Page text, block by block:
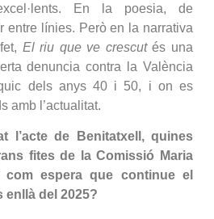
En la poesia, de
entre línies. Però en la narrativa
El riu que ve crescutés una
denuncia contra la València
dels anys 40 i 50, i on es
amb l’actualitat.
l’acte de Benitatxell, quines
fites de la Comissió Maria
com espera que continue el
enllà del 2025?